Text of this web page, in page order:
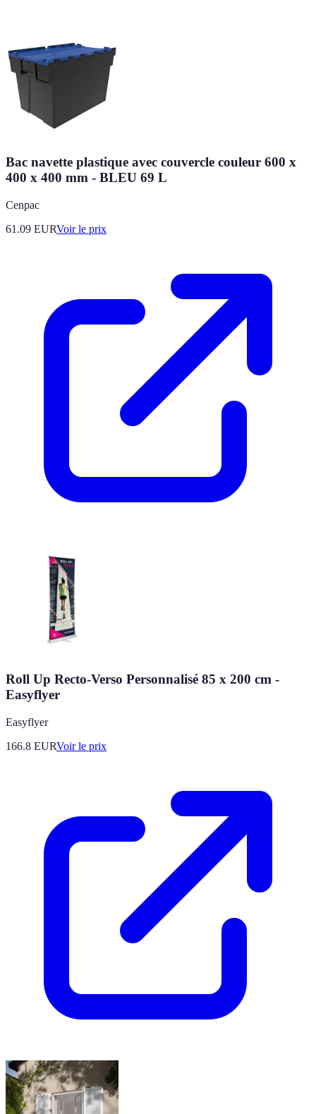
Bac navette plastique avec couvercle couleur 600 x
400 x 400 mm - BLEU 69 L
Cenpac
61.09 EURVoir le prix
Roll Up Recto-Verso Personnalisé 85 x 200 cm -
Easyflyer
Easyflyer
166.8 EURVoir le prix